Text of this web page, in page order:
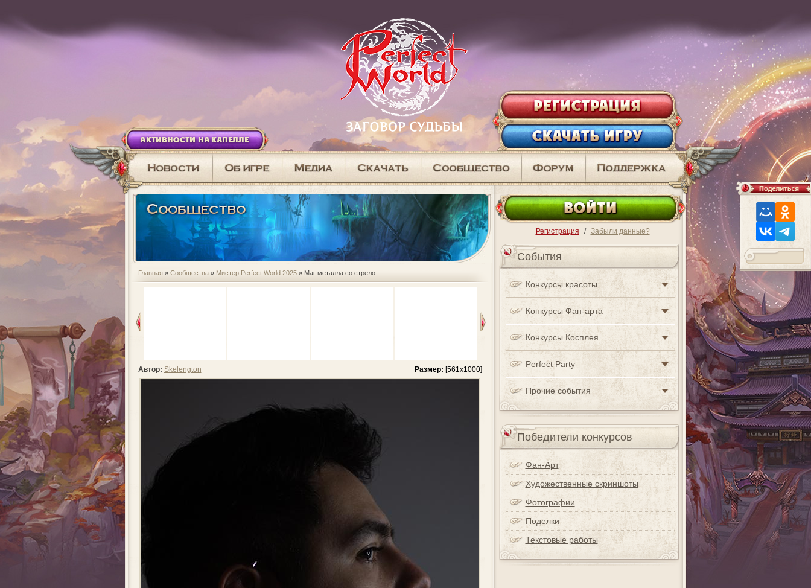
АКТИВНОСТИ НА КАПЕЛЛЕ
Главная » Сообщества » Мистер Perfect World 2025» Маг металла со стрело
Автор: Skelengton Размер: [561x1000]
Регистрация / Забыли данные?
Cобытия
Конкурсы красоты
Конкурсы Фан-арта
Конкурсы Косплея
Perfect Party
Прочие события
Победители конкурсов
Фан-Арт
Художественные скриншоты
Фотографии
Поделки
Текстовые работы